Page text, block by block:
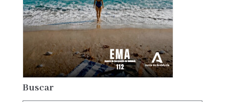
Buscar